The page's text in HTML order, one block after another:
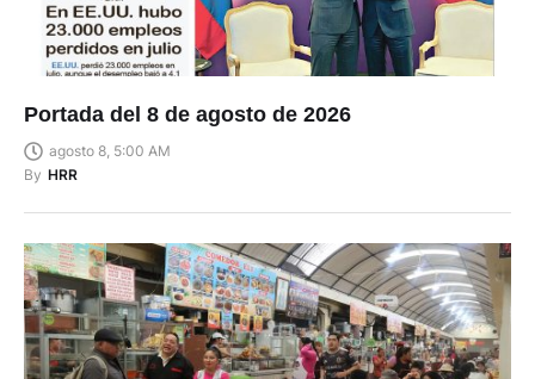
Portada del 8 de agosto de 2026
agosto 8, 5:00 AM
By HRR